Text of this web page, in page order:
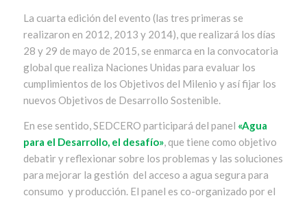
La cuarta edición del evento (las tres primeras se
realizaron en 2012, 2013 y 2014), que realizará los días
28 y 29 de mayo de 2015, se enmarca en la convocatoria
global que realiza Naciones Unidas para evaluar los
cumplimientos de los Objetivos del Milenio y así fijar los
nuevos Objetivos de Desarrollo Sostenible.
En ese sentido, SEDCERO participará del panel «Agua
para el Desarrollo, el desafío», que tiene como objetivo
debatir y reflexionar sobre los problemas y las soluciones
para mejorar la gestión del acceso a agua segura para
consumo y producción. El panel es co-organizado por el